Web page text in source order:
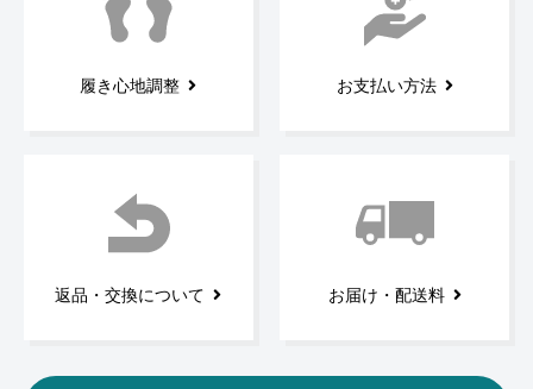
履き心地調整 お支払い方法
返品・交換について お届け・配送料